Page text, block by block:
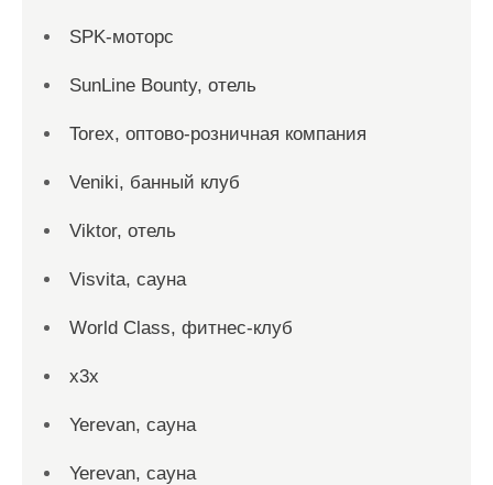
SPK-моторс
SunLine Bounty, отель
Torex, оптово-розничная компания
Veniki, банный клуб
Viktor, отель
Visvita, сауна
World Class, фитнес-клуб
x3x
Yerevan, сауна
Yerevan, сауна